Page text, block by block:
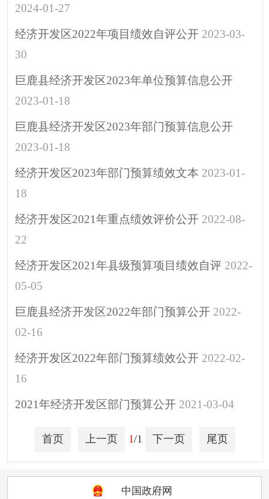
2024-01-27
经济开发区2022年项目绩效自评公开 2023-03-
30
巨鹿县经济开发区2023年单位预算信息公开
2023-01-18
巨鹿县经济开发区2023年部门预算信息公开
2023-01-18
经济开发区2023年部门预算绩效文本 2023-01-
18
经济开发区2021年重点绩效评价公开 2022-08-
22
经济开发区2021年县级预算项目绩效自评 2022-
05-05
巨鹿县经济开发区2022年部门预算公开 2022-
02-16
经济开发区2022年部门预算绩效公开 2022-02-
16
2021年经济开发区部门预算公开 2021-03-04
首页 上一页 1/1 下一页 尾页
中国政府网